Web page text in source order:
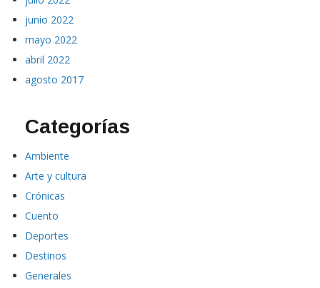
junio 2022
mayo 2022
abril 2022
agosto 2017
Categorías
Ambiente
Arte y cultura
Crónicas
Cuento
Deportes
Destinos
Generales